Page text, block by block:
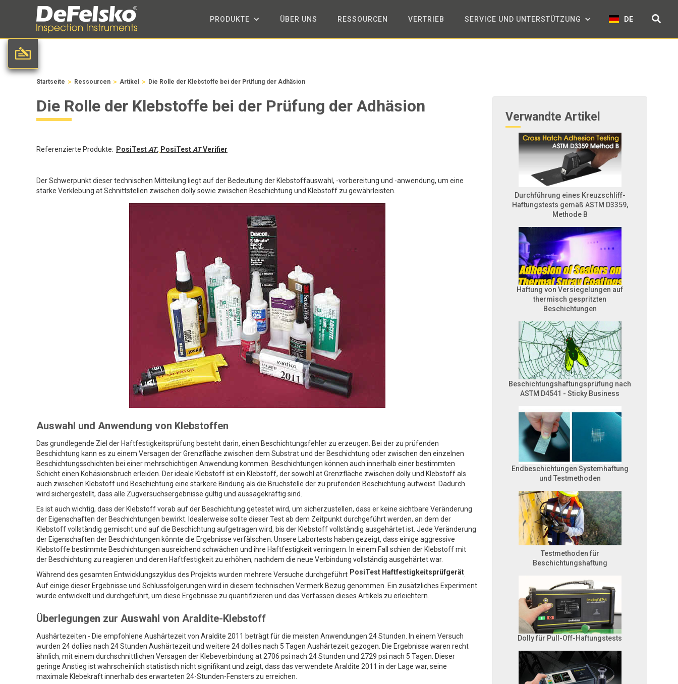
PRODUKTE ÜBER UNS RESSOURCEN VERTRIEB SERVICE UND UNTERSTÜTZUNG DE
Startseite > Ressourcen > Artikel > Die Rolle der Klebstoffe bei der Prüfung der Adhäsion
Die Rolle der Klebstoffe bei der Prüfung der Adhäsion
Referenzierte Produkte: PosiTest AT, PosiTest ATVerifier
Der Schwerpunkt dieser technischen Mitteilung liegt auf der Bedeutung der Klebstoffauswahl, -vorbereitung und -anwendung, um eine
starke Verklebung at Schnittstellen zwischen dolly sowie zwischen Beschichtung und Klebstoff zu gewährleisten.
Auswahl und Anwendung von Klebstoffen
Das grundlegende Ziel der Haftfestigkeitsprüfung besteht darin, einen Beschichtungsfehler zu erzeugen. Bei der zu prüfenden
Beschichtung kann es zu einem Versagen der Grenzfläche zwischen dem Substrat und der Beschichtung oder zwischen den einzelnen
Beschichtungsschichten bei einer mehrschichtigen Anwendung kommen. Beschichtungen können auch innerhalb einer bestimmten
Schicht einen Kohäsionsbruch erleiden. Der ideale Klebstoff ist ein Klebstoff, der sowohl at Grenzfläche zwischen dolly und Klebstoff als
auch zwischen Klebstoff und Beschichtung eine stärkere Bindung als die Bruchstelle der zu prüfenden Beschichtung aufweist. Dadurch
wird sichergestellt, dass alle Zugversuchsergebnisse gültig und aussagekräftig sind.
Es ist auch wichtig, dass der Klebstoff vorab auf der Beschichtung getestet wird, um sicherzustellen, dass er keine sichtbare Veränderung
der Eigenschaften der Beschichtungen bewirkt. Idealerweise sollte dieser Test ab dem Zeitpunkt durchgeführt werden, an dem der
Klebstoff vollständig gemischt und auf die Beschichtung aufgetragen wird, bis der Klebstoff vollständig ausgehärtet ist. Jede Veränderung
der Eigenschaften der Beschichtungen könnte die Ergebnisse verfälschen. Unsere Labortests haben gezeigt, dass einige aggressive
Klebstoffe bestimmte Beschichtungen ausreichend schwächen und ihre Haftfestigkeit verringern. In einem Fall schien der Klebstoff mit
der Beschichtung zu reagieren und deren Haftfestigkeit zu erhöhen, nachdem die neue Verbindung vollständig ausgehärtet war.
Während des gesamten Entwicklungszyklus des Projekts wurden mehrere Versuche durchgeführt PosiTest Haftfestigkeitsprüfgerät
Auf einige dieser Ergebnisse und Schlussfolgerungen wird in diesem technischen Vermerk Bezug genommen. Ein zusätzliches Experiment
wurde entwickelt und durchgeführt, um diese Ergebnisse zu quantifizieren und das Verfassen dieses Artikels zu erleichtern.
Überlegungen zur Auswahl von Araldite-Klebstoff
Aushärtezeiten - Die empfohlene Aushärtezeit von Araldite 2011 beträgt für die meisten Anwendungen 24 Stunden. In einem Versuch
wurden 24 dollies nach 24 Stunden Aushärtezeit und weitere 24 dollies nach 5 Tagen Aushärtezeit gezogen. Die Ergebnisse waren recht
ähnlich, mit einem durchschnittlichen Versagen der Klebeverbindung at 2706 psi nach 24 Stunden und 2729 psi nach 5 Tagen. Dieser
geringe Anstieg ist wahrscheinlich statistisch nicht signifikant und zeigt, dass das verwendete Araldite 2011 in der Lage war, seine
maximale Klebekraft innerhalb des erwarteten 24-Stunden-Fensters zu erreichen.
Verwandte Artikel
Durchführung eines Kreuzschliff-
Haftungstests gemäß ASTM D3359,
Methode B
Haftung von Versiegelungen auf
thermisch gespritzten
Beschichtungen
Beschichtungshaftungsprüfung nach
ASTM D4541 - Sticky Business
Endbeschichtungen Systemhaftung
und Testmethoden
Testmethoden für
Beschichtungshaftung
Dolly für Pull-Off-Haftungstests